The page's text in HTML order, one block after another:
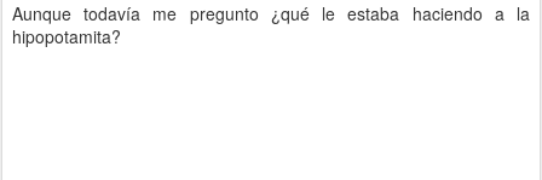
Aunque todavía me pregunto ¿qué le estaba haciendo a la
hipopotamita?